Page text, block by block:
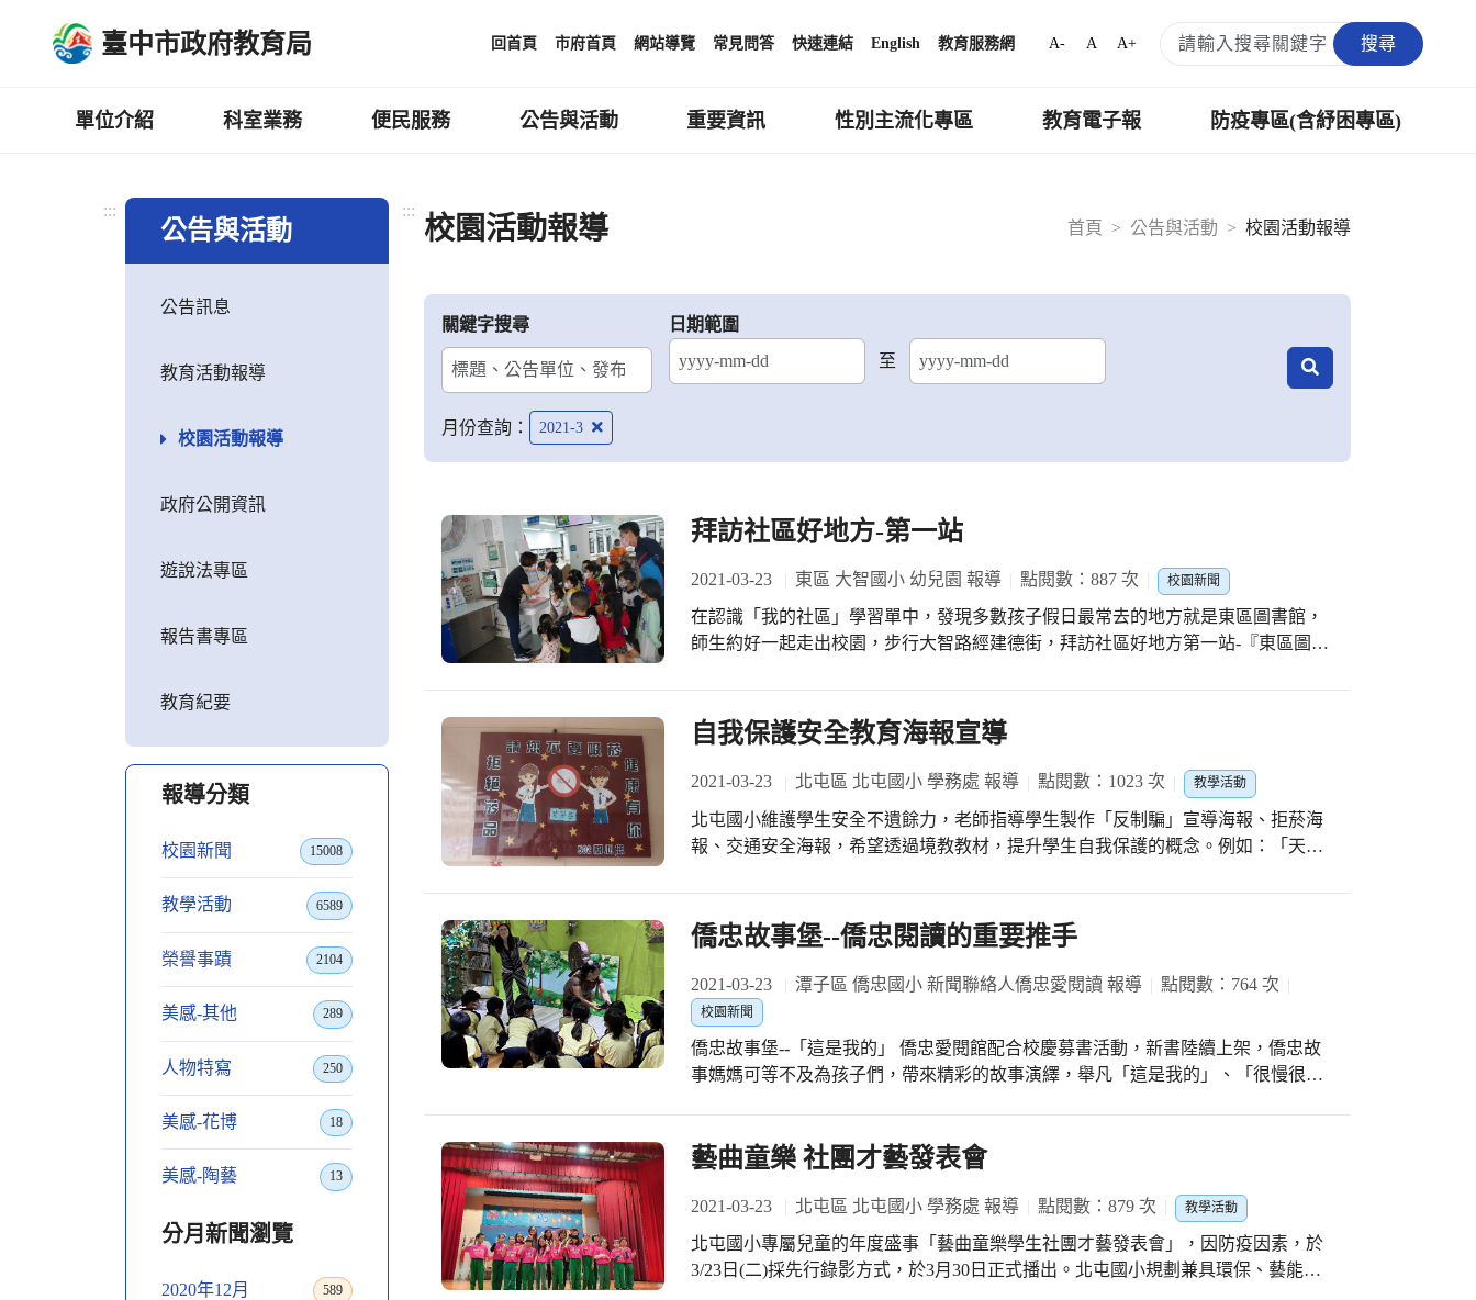
臺中市政府教育局 回首頁 市府首頁 網站導覽 常見問答 快速連結 English 教育服務網 A- A A+ 搜尋
單位介紹 科室業務 便民服務 公告與活動 重要資訊 性別主流化專區 教育電子報 防疫專區(含紓困專區)
:::
公告與活動
公告訊息
教育活動報導
校園活動報導
政府公開資訊
遊說法專區
報告書專區
教育紀要
報導分類
校園新聞 15008
教學活動 6589
榮譽事蹟 2104
美感-其他 289
人物特寫 250
美感-花博 18
美感-陶藝 13
分月新聞瀏覽
2020年12月 589
:::
首頁
公告與活動 校園活動報導
校園活動報導
關鍵字搜尋
日期範圍
至
結束日期
月份查詢： 2021-3
拜訪社區好地方-第一站
2021-03-23 東區 大智國小 幼兒園 報導 點閱數：887 次 校園新聞
在認識「我的社區」學習單中，發現多數孩子假日最常去的地方就是東區圖書館，
師生約好一起走出校園，步行大智路經建德街，拜訪社區好地方第一站-『東區圖書
立體書、有遊戲書、有大書....；阿姨教我們使用借書機，體驗自助借書，完成借書
步驟後，就可以把書帶回家。 我們將事先準備的問題在Q＆A時間請問館內阿姨，
圖書館可以借幾本書？書可以借多久?除了可以在借書機借書，還可以在哪裡借書?
圖書館可以吃東西嗎? 去圖書館需要付錢嗎? 謝謝阿姨們耐心的回答及介紹。 羅馬
時期西塞羅(Cicero)曾說：「一間沒有書的房子，就像一個沒有靈魂的軀體。」本學
期課程透過與社區的連結，觀察住家附近人事物，貼近孩子的生活經驗，培養孩子
自我保護安全教育海報宣導
2021-03-23 北屯區 北屯國小 學務處 報導 點閱數：1023 次 教學活動
北屯國小維護學生安全不遺餘力，老師指導學生製作「反制騙」宣導海報、拒菸海
報、交通安全海報，希望透過境教教材，提升學生自我保護的概念。例如：「天下
僑忠故事堡--僑忠閱讀的重要推手
2021-03-23 潭子區 僑忠國小 新聞聯絡人僑忠愛閱讀 報導 點閱數：764 次
校園新聞
僑忠故事堡--「這是我的」 僑忠愛閱館配合校慶募書活動，新書陸續上架，僑忠故
事媽媽可等不及為孩子們，帶來精彩的故事演繹，舉凡「這是我的」、「很慢很慢
的」，所有的動物，不論形體大小，全都被「這是我的」震攝住，不敢有一絲反
動物們雖沒有說，但是選擇了無言的抗議──只要大熊出現，大家都噤若寒蟬，或是
逃離現場。漸漸的，大熊只能自己玩，只能自己拍手為自己叫好；在廣闊的大森林
裡，只剩下自己一個… 透過僑忠故事媽媽的精彩展演，僑忠孩子領略繪本故事的美
妙，享受戲劇欣賞的樂趣，更激起閱讀繪本的想望，作者沒有多說，只讓大熊自己
藝曲童樂 社團才藝發表會
2021-03-23 北屯區 北屯國小 學務處 報導 點閱數：879 次 教學活動
北屯國小專屬兒童的年度盛事「藝曲童樂學生社團才藝發表會」，因防疫因素，於
3/23日(二)採先行錄影方式，於3月30日正式播出。北屯國小規劃兼具環保、藝能與